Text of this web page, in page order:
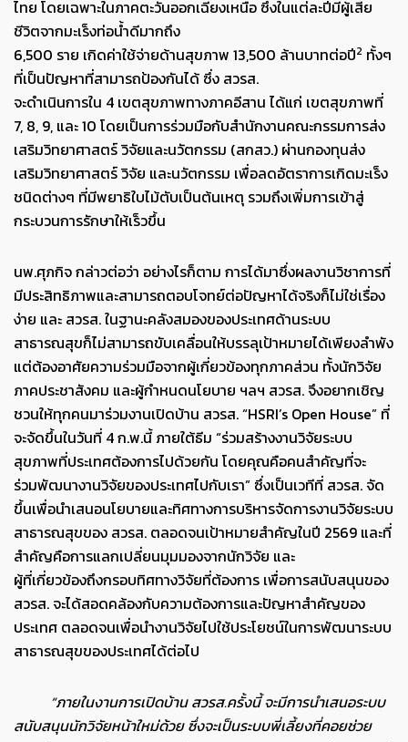
ไทย โดยเฉพาะในภาคตะวันออกเฉียงเหนือ ซึ่งในแต่ละปีมีผู้เสีย
ชีวิตจากมะเร็งท่อน้ำดีมากถึง
6,500 ราย เกิดค่าใช้จ่ายด้านสุขภาพ 13,500 ล้านบาทต่อปี2 ทั้งๆ
ที่เป็นปัญหาที่สามารถป้องกันได้ ซึ่ง สวรส.
จะดำเนินการใน 4 เขตสุขภาพทางภาคอีสาน ได้แก่ เขตสุขภาพที่
7, 8, 9, และ 10 โดยเป็นการร่วมมือกับสำนักงานคณะกรรมการส่ง
เสริมวิทยาศาสตร์ วิจัยและนวัตกรรม (สกสว.) ผ่านกองทุนส่ง
เสริมวิทยาศาสตร์ วิจัย และนวัตกรรม เพื่อลดอัตราการเกิดมะเร็ง
ชนิดต่างๆ ที่มีพยาธิใบไม้ตับเป็นต้นเหตุ รวมถึงเพิ่มการเข้าสู่
กระบวนการรักษาให้เร็วขึ้น
นพ.ศุภกิจ กล่าวต่อว่า อย่างไรก็ตาม การได้มาซึ่งผลงานวิชาการที่
มีประสิทธิภาพและสามารถตอบโจทย์ต่อปัญหาได้จริงก็ไม่ใช่เรื่อง
ง่าย และ สวรส. ในฐานะคลังสมองของประเทศด้านระบบ
สาธารณสุขก็ไม่สามารถขับเคลื่อนให้บรรลุเป้าหมายได้เพียงลำพัง
แต่ต้องอาศัยความร่วมมือจากผู้เกี่ยวข้องทุกภาคส่วน ทั้งนักวิจัย
ภาคประชาสังคม และผู้กำหนดนโยบาย ฯลฯ สวรส. จึงอยากเชิญ
ชวนให้ทุกคนมาร่วมงานเปิดบ้าน สวรส. “HSRI’s Open House” ที่
จะจัดขึ้นในวันที่ 4 ก.พ.นี้ ภายใต้ธีม “ร่วมสร้างงานวิจัยระบบ
สุขภาพที่ประเทศต้องการไปด้วยกัน โดยคุณคือคนสำคัญที่จะ
ร่วมพัฒนางานวิจัยของประเทศไปกับเรา” ซึ่งเป็นเวทีที่ สวรส. จัด
ขึ้นเพื่อนำเสนอนโยบายและทิศทางการบริหารจัดการงานวิจัยระบบ
สาธารณสุขของ สวรส. ตลอดจนเป้าหมายสำคัญในปี 2569 และที่
สำคัญคือการแลกเปลี่ยนมุมมองจากนักวิจัย และ
ผู้ที่เกี่ยวข้องถึงกรอบทิศทางวิจัยที่ต้องการ เพื่อการสนับสนุนของ
สวรส. จะได้สอดคล้องกับความต้องการและปัญหาสำคัญของ
ประเทศ ตลอดจนเพื่อนำงานวิจัยไปใช้ประโยชน์ในการพัฒนาระบบ
สาธารณสุขของประเทศได้ต่อไป
“ภายในงานการเปิดบ้าน สวรส.ครั้งนี้ จะมีการนำเสนอระบบ
สนับสนุนนักวิจัยหน้าใหม่ด้วย ซึ่งจะเป็นระบบพี่เลี้ยงที่คอยช่วย